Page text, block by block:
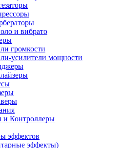
и вибрато
громкости
усилители мощности
и Контроллеры
эффектов
эффекты)